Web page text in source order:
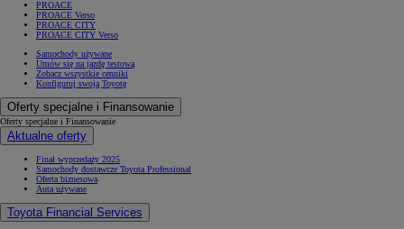
PROACE
PROACE Verso
PROACE CITY
PROACE CITY Verso
Samochody używane
Umów się na jazdę testową
Zobacz wszystkie cenniki
Konfiguruj swoją Toyotę
Oferty specjalne i Finansowanie
Oferty specjalne i Finansowanie
Aktualne oferty
Finał wyprzedaży 2025
Samochody dostawcze Toyota Professional
Oferta biznesowa
Auta używane
Toyota Financial Services